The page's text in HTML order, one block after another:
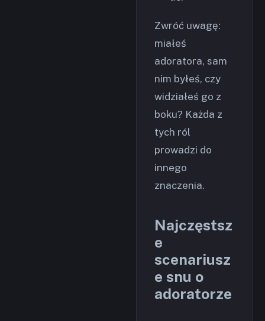
Zwróć uwagę:
miałeś
adoratora, sam
nim byłeś, czy
widziałeś go z
boku? Każda z
tych ról
prowadzi do
innego
znaczenia.
Najczęstsz
e
scenariusz
e snu o
adoratorze